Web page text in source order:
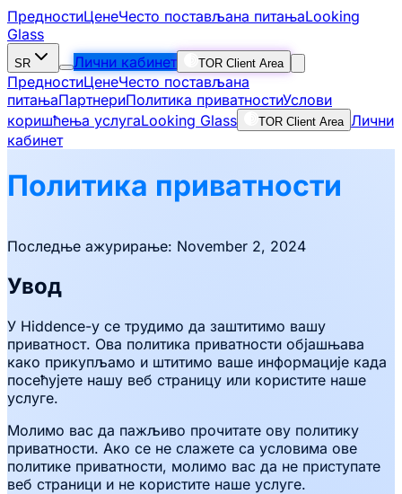
ПредностиЦенеЧесто постављана питањаLooking
Glass
SR Лични кабинет TOR Client Area
ПредностиЦенеЧесто постављана
питањаПартнериПолитика приватностиУслови
коришћења услугаLooking Glass TOR Client Area Лични
кабинет
Политика приватности
Последње ажурирање: November 2, 2024
Увод
У Hiddence-у се трудимо да заштитимо вашу
приватност. Ова политика приватности објашњава
како прикупљамо и штитимо ваше информације када
посећујете нашу веб страницу или користите наше
услуге.
Молимо вас да пажљиво прочитате ову политику
приватности. Ако се не слажете са условима ове
политике приватности, молимо вас да не приступате
веб страници и не користите наше услуге.